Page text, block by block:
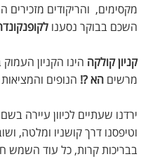
מקסימים, והריקודים מזכירים
השכם בבוקר נסענו
קניון קולקה
מרשים הא ?! הנופים והמציאות
ירדנו שעתיים לכיוון עיירה
וטיפסנו דרך קושניו ומלטה,
בבריכות קרות, כל עוד השמש